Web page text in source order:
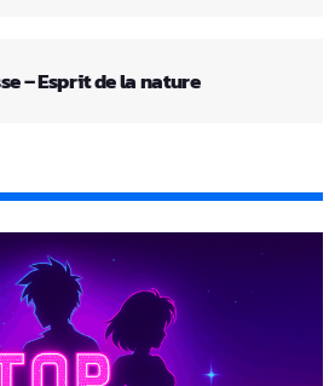
– Esprit de la nature